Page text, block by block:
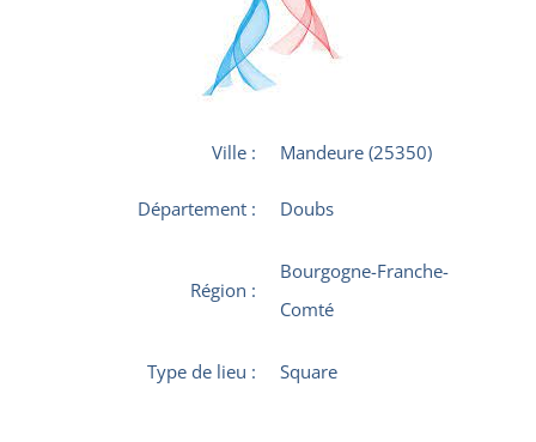
Ville : Mandeure (25350)
Département : Doubs
Région :
Bourgogne-Franche-
Comté
Type de lieu : Square